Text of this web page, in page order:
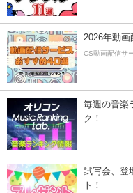
2026年動画
CS動画配信サ
毎週の音楽
ク！
試写会、登
ト！